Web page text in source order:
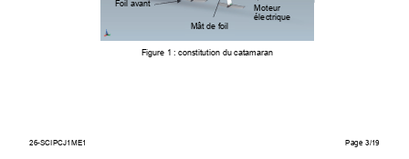
Figure 1 : constitution du catamaran
Foil avant
Mât de foil
Moteur
électrique
26-SCIPCJ1ME1 Page 3/19